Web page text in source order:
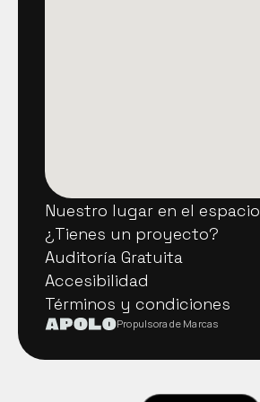
Nuestro lugar en el espacio
Nuestro lugar en el espacio
¿Tienes un proyecto?
¿Tienes un proyecto?
Accesibilidad
Accesibilidad
Términos y condiciones
Términos y condiciones
Auditoría Gratuita
Auditoría Gratuita
Propulsora de Marcas